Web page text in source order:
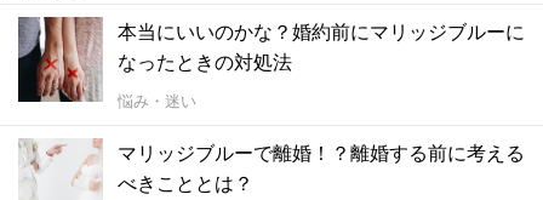
本当にいいのかな？婚約前にマリッジブルーに
なったときの対処法
悩み・迷い
マリッジブルーで離婚！？離婚する前に考える
べきこととは？